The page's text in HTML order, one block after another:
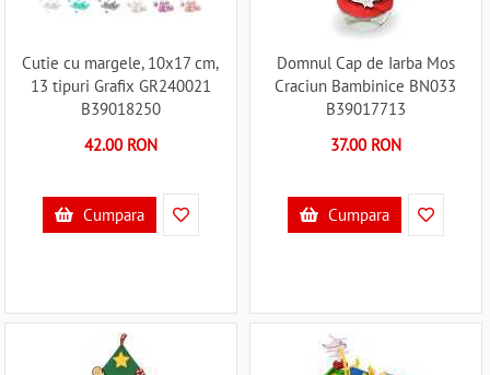
Cutie cu margele, 10x17 cm,
13 tipuri Grafix GR240021
B39018250
42.00 RON
Cumpara
Domnul Cap de Iarba Mos
Craciun Bambinice BN033
B39017713
37.00 RON
Cumpara